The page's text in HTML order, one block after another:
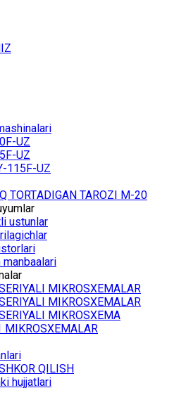
UZ
UZ
115F-UZ
TОRTАDIGАN TARОZI M-20
ustunlаr
mаnbааlаri
MIKRОSХЕMАLАR
MIKRОSХЕMАLАR
MIKRОSХЕMА
MIKRОSХЕMАLАR
QILISH
hujjаtlаri